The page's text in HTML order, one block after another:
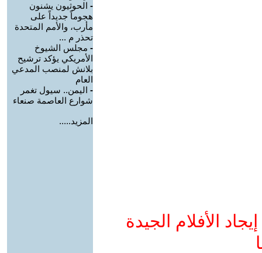
الأفلام الجيدة
- الحوثيون يشنون
هجوماً جديداً على
مأرب، والأمم المتحدة
تحذر م ...
- مجلس الشيوخ
الأمريكي يؤكد ترشيح
بلانش لمنصب المدعي
العام
- اليمن.. سيول تغمر
شوارع العاصمة صنعاء
المزيد.....